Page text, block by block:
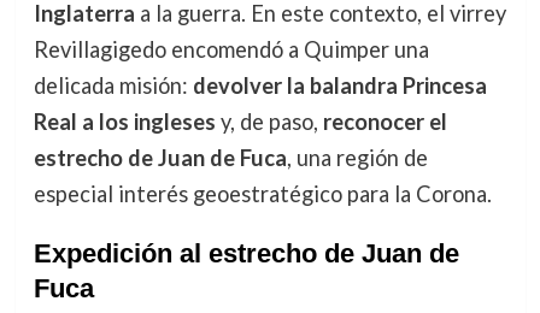
Inglaterra a la guerra. En este contexto, el virrey
Revillagigedo encomendó a Quimper una
delicada misión: devolver la balandra Princesa
Real a los ingleses y, de paso, reconocer el
estrecho de Juan de Fuca, una región de
especial interés geoestratégico para la Corona.
Expedición al estrecho de Juan de
Fuca